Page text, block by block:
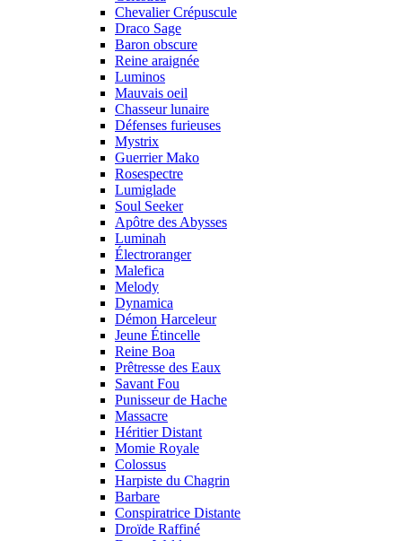
Chevalier Crépuscule
Draco Sage
Baron obscure
Reine araignée
Luminos
Mauvais oeil
Chasseur lunaire
Défenses furieuses
Mystrix
Guerrier Mako
Rosespectre
Lumiglade
Soul Seeker
Apôtre des Abysses
Luminah
Électroranger
Malefica
Melody
Dynamica
Démon Harceleur
Jeune Étincelle
Reine Boa
Prêtresse des Eaux
Savant Fou
Punisseur de Hache
Massacre
Héritier Distant
Momie Royale
Colossus
Harpiste du Chagrin
Barbare
Conspiratrice Distante
Droïde Raffiné